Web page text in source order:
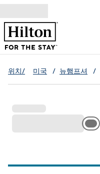
콘텐츠로 이동
위치/ 미국 / 뉴햄프셔 /